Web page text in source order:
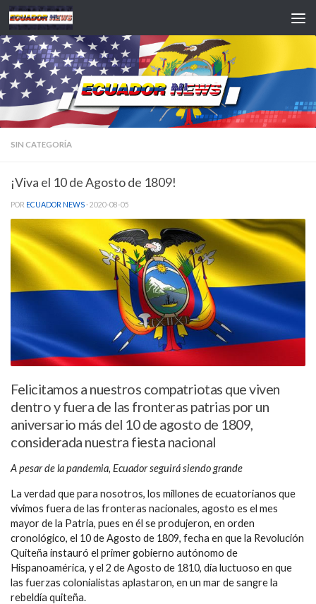
Saltar al contenido
SIN CATEGORÍA
¡Viva el 10 de Agosto de 1809!
POR ECUADOR NEWS · 2020-08-05
Felicitamos a nuestros compatriotas que viven
dentro y fuera de las fronteras patrias por un
aniversario más del 10 de agosto de 1809,
considerada nuestra fiesta nacional
A pesar de la pandemia, Ecuador seguirá siendo grande
La verdad que para nosotros, los millones de ecuatorianos que
vivimos fuera de las fronteras nacionales, agosto es el mes
mayor de la Patria, pues en él se produjeron, en orden
cronológico, el 10 de Agosto de 1809, fecha en que la Revolución
Quiteña instauró el primer gobierno autónomo de
Hispanoamérica, y el 2 de Agosto de 1810, día luctuoso en que
las fuerzas colonialistas aplastaron, en un mar de sangre la
rebeldía quiteña.